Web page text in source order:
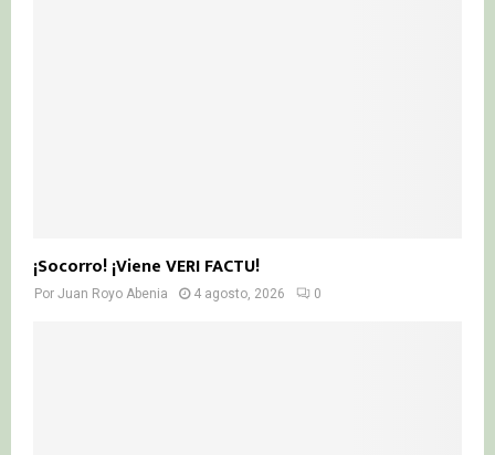
¡Socorro! ¡Viene VERI FACTU!
Por Juan Royo Abenia 4 agosto, 2026 0